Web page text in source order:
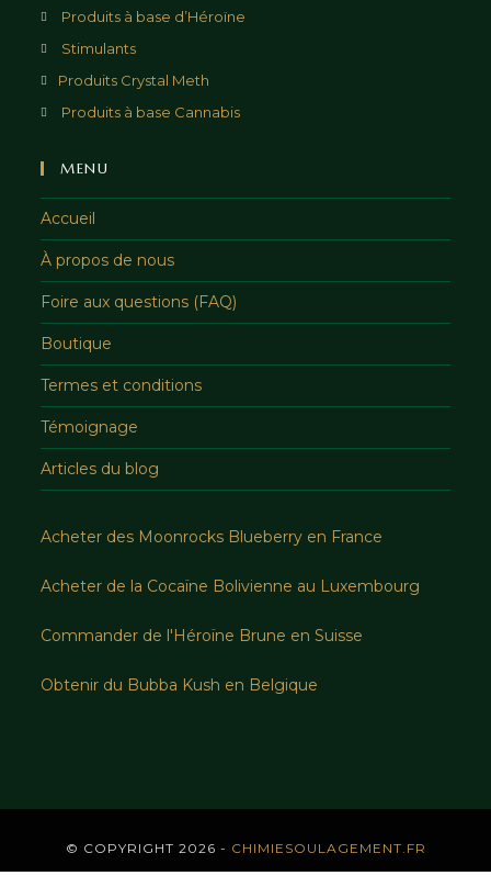
Produits à base d’Héroïne
Stimulants
Produits Crystal Meth
Produits à base Cannabis
MENU
Accueil
À propos de nous
Foire aux questions (FAQ)
Boutique
Termes et conditions
Témoignage
Articles du blog
Acheter des Moonrocks Blueberry en France
Acheter de la Cocaïne Bolivienne au Luxembourg
Commander de l'Héroïne Brune en Suisse
Obtenir du Bubba Kush en Belgique
© COPYRIGHT 2026 - CHIMIESOULAGEMENT.FR